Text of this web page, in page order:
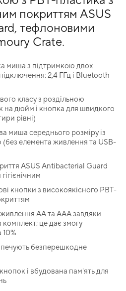
покриттям ASUS
тефлоновими
Crate.
миша з підтримкою двох
2,4 ГГц і Bluetooth
класу з роздільною
на дюйм і кнопка для швидкого
рівні)
миша середнього розміру із
елемента живлення та USB-
ASUS Antibacterial Guard
кнопки з високоякісного PBT-
АА та ААА завдяки
це дає змогу
безперешкодне
і вбудована пам'ять для